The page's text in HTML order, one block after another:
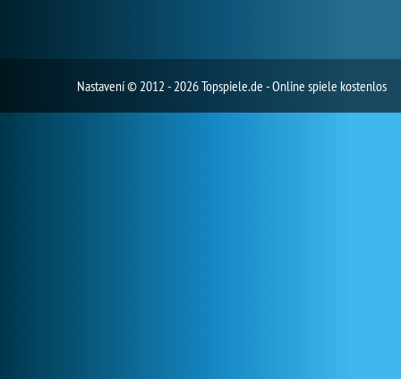
Nastavení© 2012 - 2026 Topspiele.de - Online spiele kostenlos